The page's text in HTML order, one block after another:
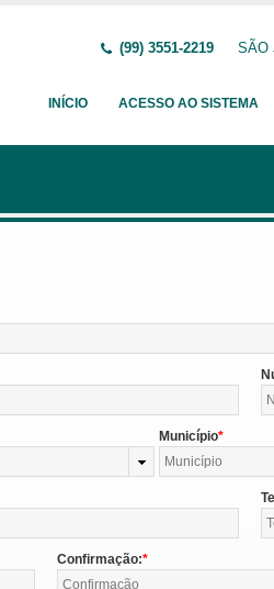
(99) 3551-2219 SÃO
INÍCIO ACESSO AO SISTEMA
Município
Confirmação: